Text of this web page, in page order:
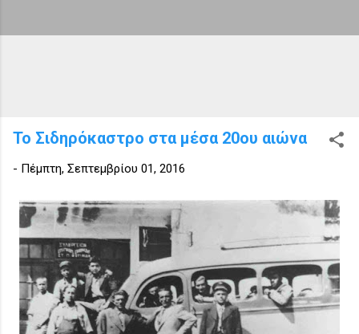
Το Σιδηρόκαστρο στα μέσα 20ου αιώνα
- Πέμπτη, Σεπτεμβρίου 01, 2016